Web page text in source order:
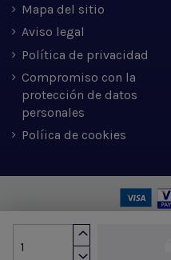
Mapa del sitio
Aviso legal
Política de privacidad
Compromiso con la
protección de datos
personales
Políica de cookies
Zulu Tactical S.L. ©